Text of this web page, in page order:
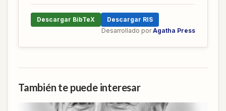
Descargar BibTeX
Descargar RIS
Desarrollado por Agatha Press
También te puede interesar